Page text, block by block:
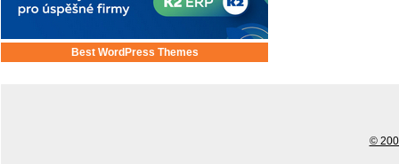
Best WordPress Themes
©